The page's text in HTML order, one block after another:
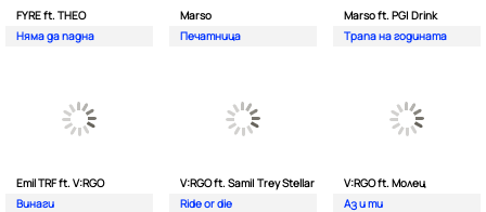
FYRE ft. THEO
Няма да падна
Marso
Печатница
Marso ft. PG| Drink
Трапа на годината
Emil TRF ft. V:RGO
Винаги
V:RGO ft. Sami| Trey Stellar
Ride or die
V:RGO ft. Молец
Аз и ти